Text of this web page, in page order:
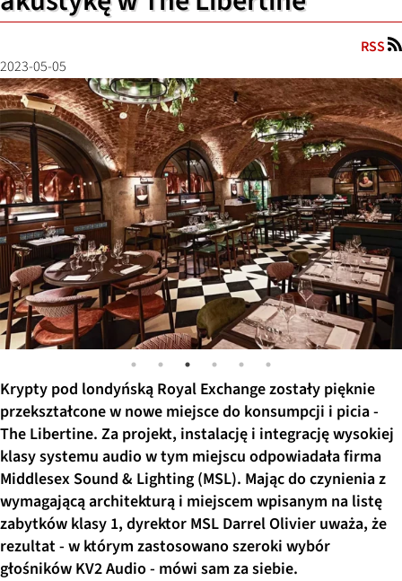
RSS
2023-05-05
Krypty pod londyńską Royal Exchange zostały pięknie
przekształcone w nowe miejsce do konsumpcji i picia -
The Libertine. Za projekt, instalację i integrację wysokiej
klasy systemu audio w tym miejscu odpowiadała firma
Middlesex Sound & Lighting (MSL). Mając do czynienia z
wymagającą architekturą i miejscem wpisanym na listę
zabytków klasy 1, dyrektor MSL Darrel Olivier uważa, że
rezultat - w którym zastosowano szeroki wybór
głośników KV2 Audio - mówi sam za siebie.